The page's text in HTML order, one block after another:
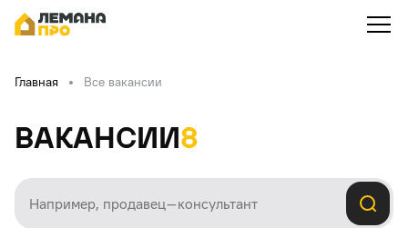
Главная Все вакансии
Вакансии8